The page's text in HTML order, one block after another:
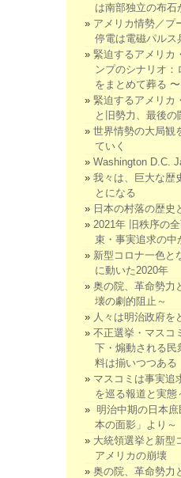
は南部独立の布石
アメリカ情勢／プ
停電は電磁パルス
緊迫するアメリ
ンプのシナリオ：
をまとめて葬る 〜
緊迫するアメリ
と旧勢力、最後の
世界情勢の大局観
ていく
Washington D.C.
我々は、巨大な歴
とになる
日本の村落の歴史
2021年 旧秩序の
束・事実追求の中
新型コロナ一色と
に動いた2020年
奥の院、革命勢
壊の劇的阻止～
人々は明治政府を
不正選挙・マスコ
下・煽動される民
料は揃いつつある
マスコミは事実
を巡る報道と実態
明治中期の日本
本の面影」より～
大統領選挙と新型
アメリカの崩壊
奥の院、革命勢